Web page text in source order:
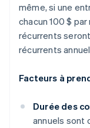
même, si une
chacun 100 $
récurrents
récurrents
Facteurs à
Durée des
annuels sont